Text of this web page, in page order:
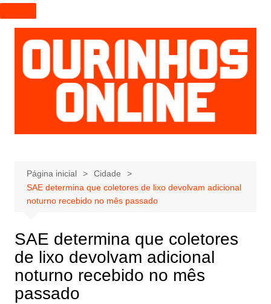
I
r
p
a
r
a
e
ú
d
Página inicial
Cidade
SAE determina que coletores de lixo devolvam adicional
noturno recebido no mês passado
SAE determina que coletores
de lixo devolvam adicional
noturno recebido no mês
passado